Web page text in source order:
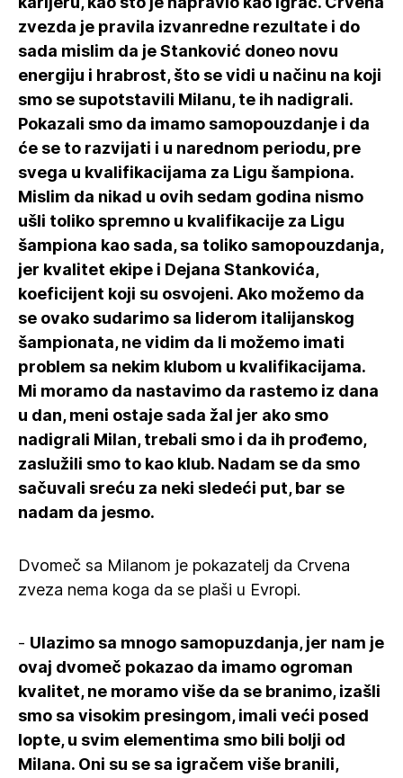
zvezda je pravila izvanredne rezultate i do
sada mislim da je Stanković doneo novu
energiju i hrabrost, što se vidi u načinu na koji
smo se supotstavili Milanu, te ih nadigrali.
Pokazali smo da imamo samopouzdanje i da
će se to razvijati i u narednom periodu, pre
svega u kvalifikacijama za Ligu šampiona.
Mislim da nikad u ovih sedam godina nismo
ušli toliko spremno u kvalifikacije za Ligu
šampiona kao sada, sa toliko samopouzdanja,
jer kvalitet ekipe i Dejana Stankovića,
koeficijent koji su osvojeni. Ako možemo da
se ovako sudarimo sa liderom italijanskog
šampionata, ne vidim da li možemo imati
problem sa nekim klubom u kvalifikacijama.
Mi moramo da nastavimo da rastemo iz dana
u dan, meni ostaje sada žal jer ako smo
nadigrali Milan, trebali smo i da ih prođemo,
zaslužili smo to kao klub. Nadam se da smo
sačuvali sreću za neki sledeći put, bar se
nadam da jesmo.
Dvomeč sa Milanom je pokazatelj da Crvena
zveza nema koga da se plaši u Evropi.
- Ulazimo sa mnogo samopuzdanja, jer nam je
ovaj dvomeč pokazao da imamo ogroman
kvalitet, ne moramo više da se branimo, izašli
smo sa visokim presingom, imali veći posed
lopte, u svim elementima smo bili bolji od
Milana. Oni su se sa igračem više branili,